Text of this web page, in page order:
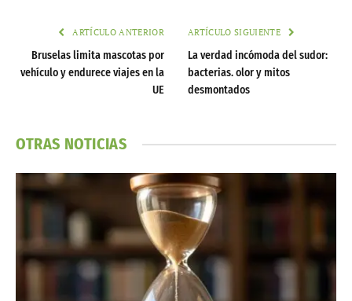
ARTÍCULO ANTERIOR
Bruselas limita mascotas por
vehículo y endurece viajes en la
UE
ARTÍCULO SIGUIENTE
La verdad incómoda del sudor:
bacterias. olor y mitos
desmontados
OTRAS NOTICIAS